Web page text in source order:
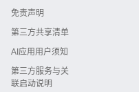
免责声明
第三方共享清单
AI应用用户须知
第三方服务与关
联启动说明